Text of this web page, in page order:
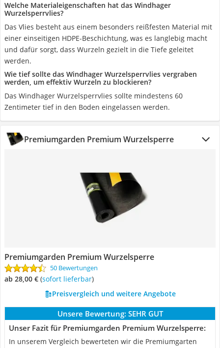
Welche Materialeigenschaften hat das Windhager
Wurzelsperrvlies?
Das Vlies besteht aus einem besonders reißfesten Material mit
einer einseitigen HDPE-Beschichtung, was es langlebig macht
und dafür sorgt, dass Wurzeln gezielt in die Tiefe geleitet
werden.
Wie tief sollte das Windhager Wurzelsperrvlies vergraben
werden, um effektiv Wurzeln zu blockieren?
Das Windhager Wurzelsperrvlies sollte mindestens 60
Zentimeter tief in den Boden eingelassen werden.
Premiumgarden Premium Wurzelsperre
Premiumgarden Premium Wurzelsperre
50 Bewertungen
ab 28,00 € ( Sofort lieferbar)
Preisvergleich und weitere Angebote
Unsere Bewertung: SEHR GUT
Unser Fazit für Premiumgarden Premium Wurzelsperre:
In unserem Vergleich bewerteten wir die Premiumgarten